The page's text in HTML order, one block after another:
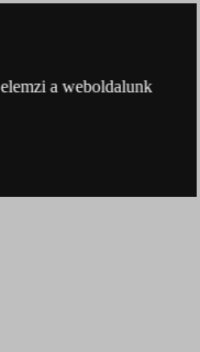
a weboldalunk